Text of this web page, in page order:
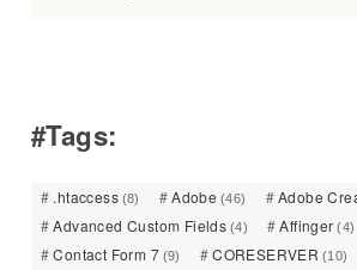
#Tags:
.htaccess (8) Adobe (46) Adobe
Advanced Custom Fields (4) Affinger (4)
Contact Form 7 (9) CORESERVER (10)